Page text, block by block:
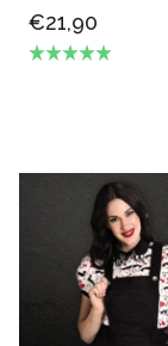
€21,90